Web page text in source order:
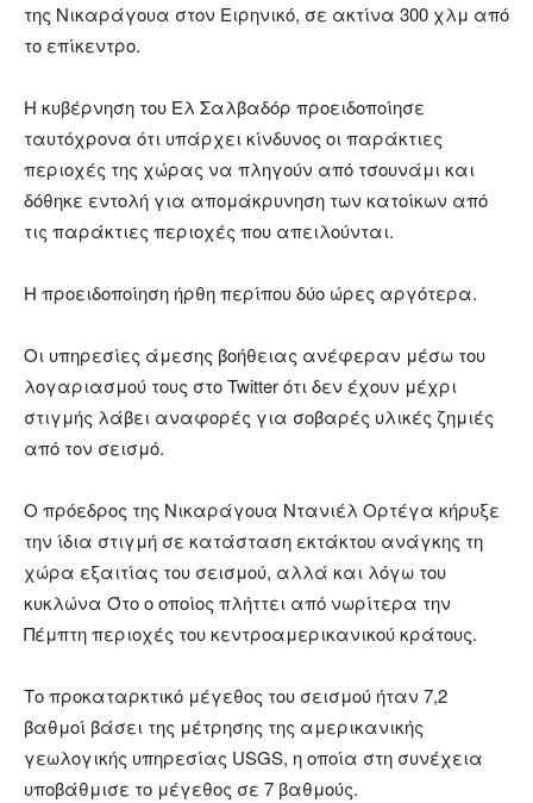
της Νικαράγουα στον Ειρηνικό, σε ακτίνα 300 χλμ από
το επίκεντρο.
Η κυβέρνηση του Ελ Σαλβαδόρ προειδοποίησε
ταυτόχρονα ότι υπάρχει κίνδυνος οι παράκτιες
περιοχές της χώρας να πληγούν από τσουνάμι και
δόθηκε εντολή για απομάκρυνηση των κατοίκων από
τις παράκτιες περιοχές που απειλούνται.
Η προειδοποίηση ήρθη περίπου δύο ώρες αργότερα.
Οι υπηρεσίες άμεσης βοήθειας ανέφεραν μέσω του
λογαριασμού τους στο Twitter ότι δεν έχουν μέχρι
στιγμής λάβει αναφορές για σοβαρές υλικές ζημιές
από τον σεισμό.
Ο πρόεδρος της Νικαράγουα Ντανιέλ Ορτέγα κήρυξε
την ίδια στιγμή σε κατάσταση εκτάκτου ανάγκης τη
χώρα εξαιτίας του σεισμού, αλλά και λόγω του
κυκλώνα Ότο ο οποίος πλήττει από νωρίτερα την
Πέμπτη περιοχές του κεντροαμερικανικού κράτους.
Το προκαταρκτικό μέγεθος του σεισμού ήταν 7,2
βαθμοί βάσει της μέτρησης της αμερικανικής
γεωλογικής υπηρεσίας USGS, η οποία στη συνέχεια
υποβάθμισε το μέγεθος σε 7 βαθμούς.